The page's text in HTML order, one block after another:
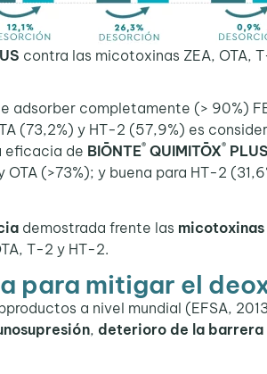
contra las micotoxinas ZEA, OTA,
adsorber completamente (> 90%)
(73,2%) y HT-2 (57,9%) es
eficacia de BIŌNTE® QUIMITŌX® PLUS
OTA (>73%); y buena para HT-2
demostrada frente las micotoxinas
T-2 y HT-2.
para mitigar el
a nivel mundial (EFSA,
, deterioro de la barrera